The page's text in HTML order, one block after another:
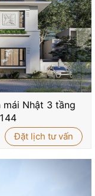
Nhật 3 tầng
Đặt lịch tư vấn